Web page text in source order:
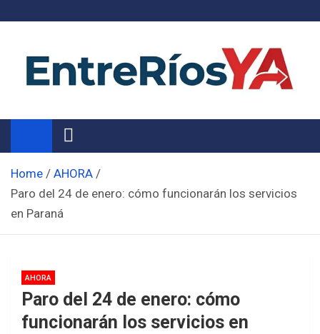
Noticias de Entre Ríos
Información de toda la provincia ahora
Home
AHORA
Paro del 24 de enero: cómo funcionarán los servicios
en Paraná
AHORA
Paro del 24 de enero: cómo
funcionarán los servicios en